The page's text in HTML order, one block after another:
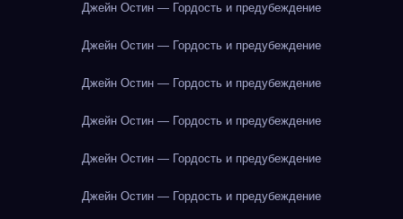
Джейн Остин — Гордость и предубеждение
Джейн Остин — Гордость и предубеждение
Джейн Остин — Гордость и предубеждение
Джейн Остин — Гордость и предубеждение
Джейн Остин — Гордость и предубеждение
Джейн Остин — Гордость и предубеждение